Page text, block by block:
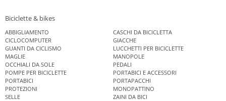
Biciclette & bikes
ABBIGLIAMENTO
CASCHI DA BICICLETTA
CICLOCOMPUTER
GIACCHE
GUANTI DA CICLISMO
LUCCHETTI PER BICICLETTE
MAGLIE
MANOPOLE
OCCHIALI DA SOLE
PEDALI
POMPE PER BICICLETTE
PORTABICI E ACCESSORI
PORTABICI
PORTAPACCHI
PROTEZIONI
MONOPATTINO
SELLE
ZAINI DA BICI